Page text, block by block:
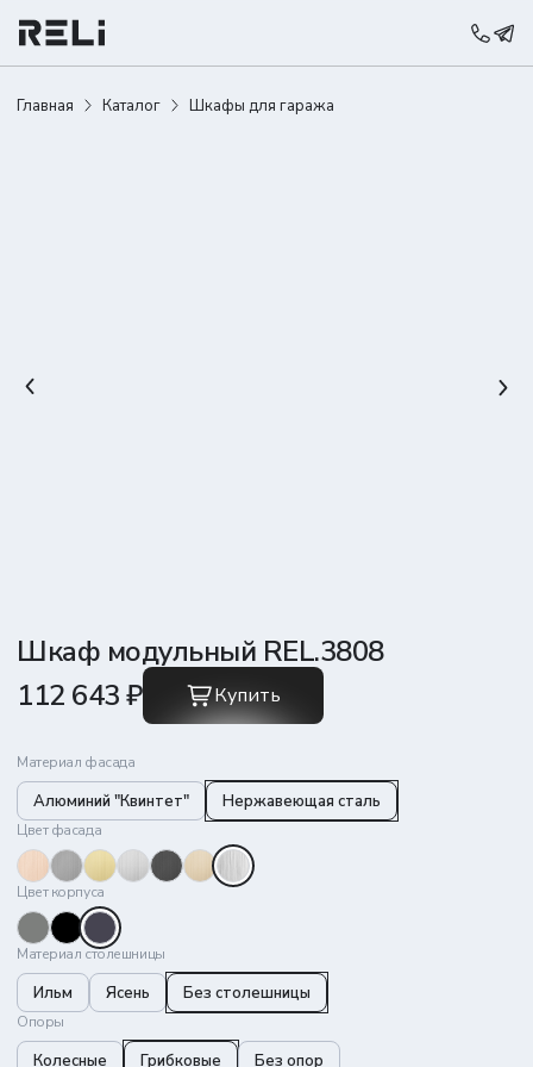
Главная Каталог Шкафы для гаража
Шкаф модульный REL.3808
112 643 ₽
Купить
Материал фасада
Алюминий "Квинтет" Нержавеющая сталь
Цвет фасада
Цвет корпуса
Материал столешницы
Ильм Ясень Без столешницы
Опоры
Колесные Грибковые Без опор